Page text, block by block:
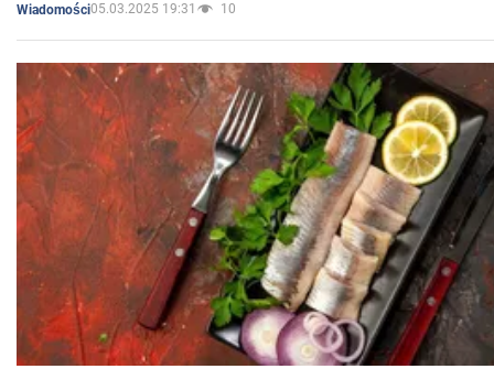
Wiadomości05.03.2025 19:31 10